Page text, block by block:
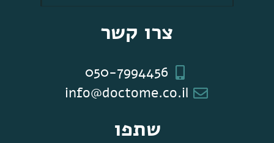
צרו קשר
050-7994456
info@doctome.co.il
שתפו